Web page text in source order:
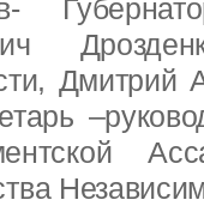
Дмитрий